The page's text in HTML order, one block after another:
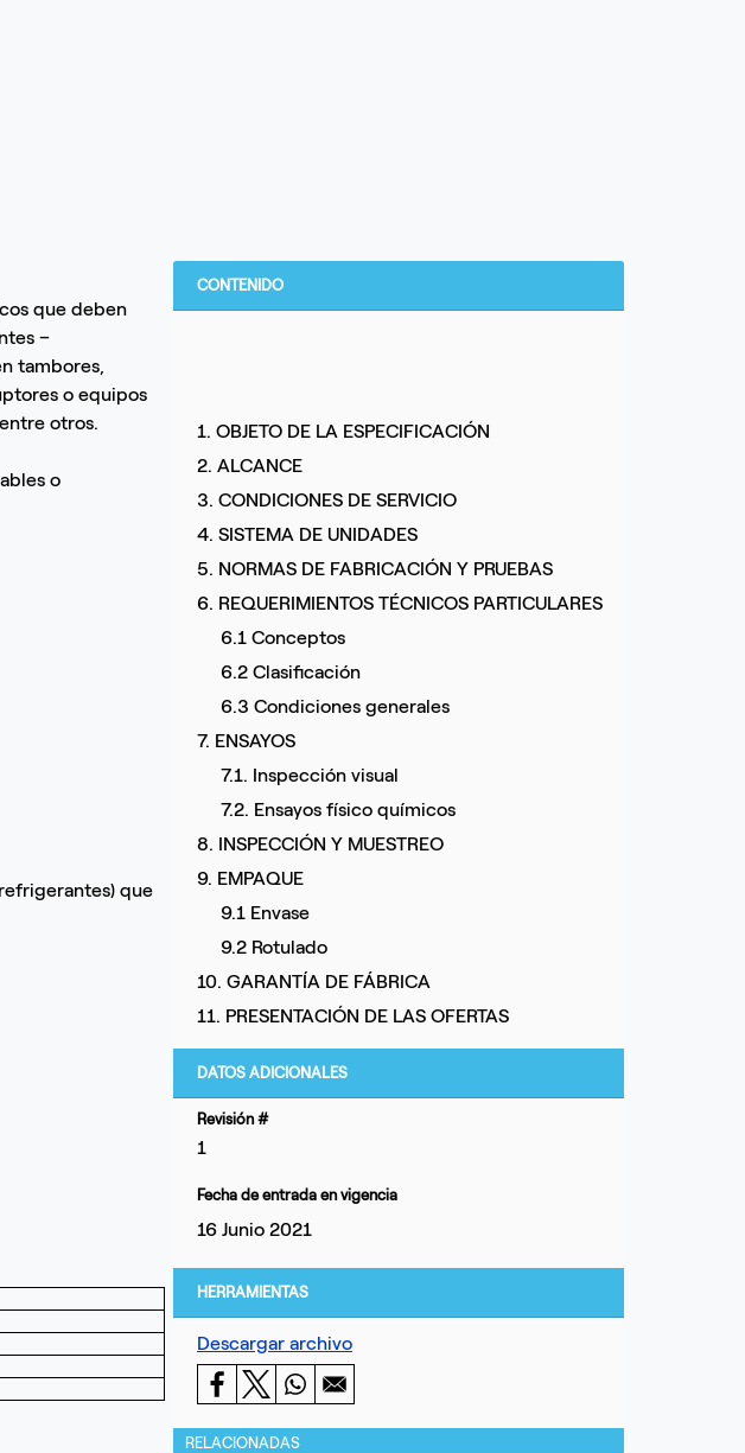
que deben
–
tambores,
o equipos
otros.
o
que
CONTENIDO
1. OBJETO DE LA ESPECIFICACIÓN
2. ALCANCE
3. CONDICIONES DE SERVICIO
4. SISTEMA DE UNIDADES
5. NORMAS DE FABRICACIÓN Y PRUEBAS
6. REQUERIMIENTOS TÉCNICOS PARTICULARES
6.1 Conceptos
6.2 Clasificación
6.3 Condiciones generales
7. ENSAYOS
7.1. Inspección visual
7.2. Ensayos físico químicos
8. INSPECCIÓN Y MUESTREO
9. EMPAQUE
9.1 Envase
9.2 Rotulado
10. GARANTÍA DE FÁBRICA
11. PRESENTACIÓN DE LAS OFERTAS
DATOS ADICIONALES
Revisión #
1
Fecha de entrada en vigencia
16 Junio 2021
HERRAMIENTAS
Descargar archivo
RELACIONADAS